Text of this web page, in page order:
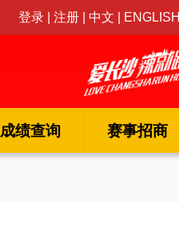
登录| 注册| 中文 ENGLISH
成绩查询 赛事招商